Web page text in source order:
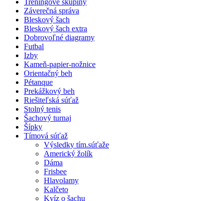
Tréningové skupiny
Záverečná správa
Bleskový šach
Bleskový šach extra
Dobrovoľné diagramy
Futbal
Izby
Kameň-papier-nožnice
Orientačný beh
Pétanque
Prekážkový beh
Riešiteľská súťaž
Stolný tenis
Šachový turnaj
Šípky
Tímová súťaž
Výsledky tím.súťaže
Americký žolík
Dáma
Frisbee
Hlavolamy
Kalčeto
Kvíz o šachu